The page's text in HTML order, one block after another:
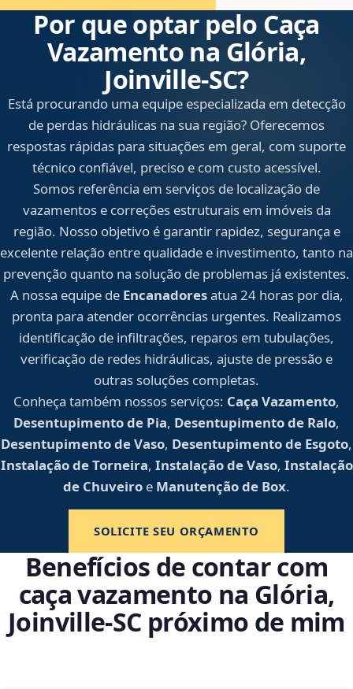
Por que optar pelo Caça
Vazamento na Glória,
Joinville‑SC?
Está procurando uma equipe especializada em detecção
de perdas hidráulicas na sua região? Oferecemos
respostas rápidas para situações em geral, com suporte
técnico confiável, preciso e com custo acessível.
Somos referência em serviços de localização de
vazamentos e correções estruturais em imóveis da
região. Nosso objetivo é garantir rapidez, segurança e
excelente relação entre qualidade e investimento, tanto na
prevenção quanto na solução de problemas já existentes.
A nossa equipe de Encanadoresatua 24 horas por dia,
pronta para atender ocorrências urgentes. Realizamos
identificação de infiltrações, reparos em tubulações,
verificação de redes hidráulicas, ajuste de pressão e
outras soluções completas.
Conheça também nossos serviços: Caça Vazamento,
Desentupimento de Pia, Desentupimento de Ralo,
Desentupimento de Vaso, Desentupimento de Esgoto,
Instalação de Torneira, Instalação de Vaso, Instalação
de Chuveiro e Manutenção de Box.
SOLICITE SEU ORÇAMENTO
Benefícios de contar com
caça vazamento na Glória,
Joinville‑SC próximo de mim